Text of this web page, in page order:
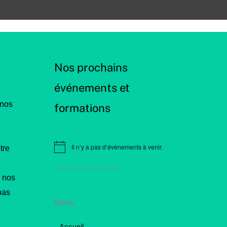
nos
Nos prochains
événements et
formations
Il n’y a pas d’évènements à venir.
Menu